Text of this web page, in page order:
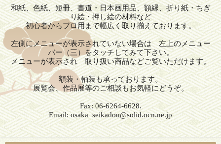
和紙、色紙、短冊、書道・日本画用品、額縁、折り紙・ちぎ
り絵・押し絵の材料など
初心者からプロ用まで幅広く取り揃えております。
左側にメニューが表示されていない場合は 左上のメニュー
バー（三）をタッチしてみて下さい。
メニューが表示され 取り扱い商品などご覧いただけます。
額装・軸装も承っております。
展覧会、作品展等のご相談もお気軽にどうぞ。
Fax: 06-6264-6628.
Email: osaka_seikadou@solid.ocn.ne.jp